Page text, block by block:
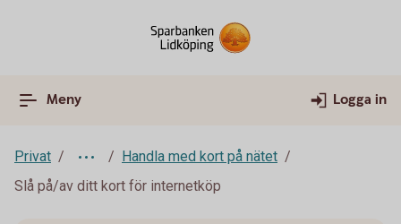
Meny Logga in
Privat
Handla med kort på nätet
Slå på/av ditt kort för internetköp